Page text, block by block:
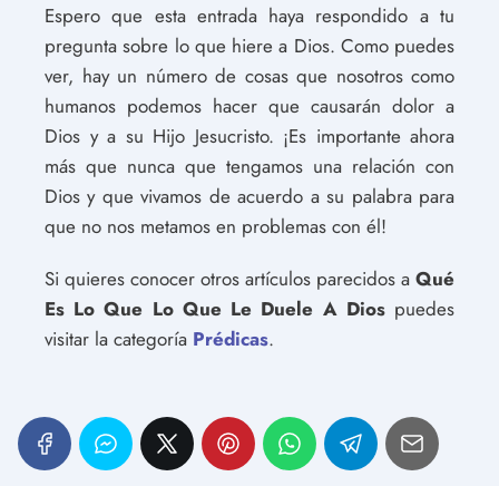
Espero que esta entrada haya respondido a tu
pregunta sobre lo que hiere a Dios. Como puedes
ver, hay un número de cosas que nosotros como
humanos podemos hacer que causarán dolor a
Dios y a su Hijo Jesucristo. ¡Es importante ahora
más que nunca que tengamos una relación con
Dios y que vivamos de acuerdo a su palabra para
que no nos metamos en problemas con él!
Si quieres conocer otros artículos parecidos a Qué
Es Lo Que Lo Que Le Duele A Diospuedes
visitar la categoría Prédicas.